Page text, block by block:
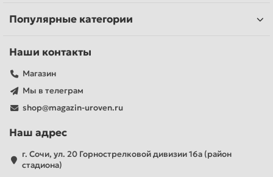
Количество в упаковке шт.: 1
Популярные категории
Наши контакты
Магазин
Мы в телеграм
shop@magazin-uroven.ru
Наш адрес
г. Сочи, ул. 20 Горнострелковой дивизии 16а (район
стадиона)